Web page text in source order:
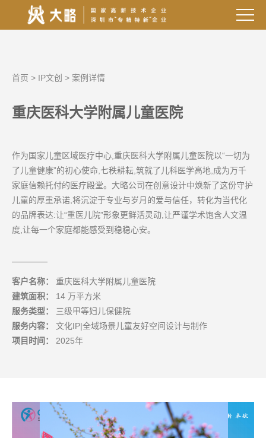
首页 > IP文创 > 案例详情
重庆医科大学附属儿童医院
作为国家儿童区域医疗中心,重庆医科大学附属儿童医院以“一切为
了儿童健康”的初心使命,七秩耕耘,筑就了儿科医学高地,成为万千
家庭信赖托付的医疗殿堂。大略公司在创意设计中焕新了这份守护
儿童的厚重承诺,将沉淀于专业与岁月的爱与信任，转化为当代化
的品牌表达:让“重医儿院”形象更鲜活灵动,让严谨学术饱含人文温
度,让每一个家庭都能感受到稳稳心安。
客户名称：
重庆医科大学附属儿童医院
建筑面积：
14 万平方米
服务类型：
三级甲等妇儿保健院
服务内容：
文化IP|全域场景儿童友好空间设计与制作
项目时间：
2025年